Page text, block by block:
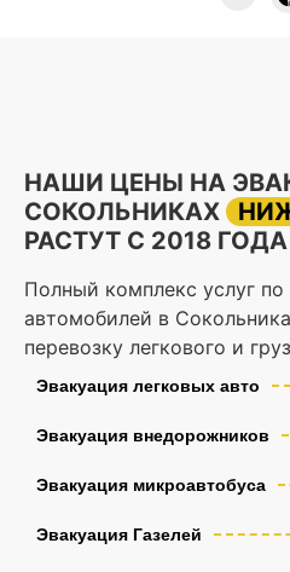
НАШИ ЦЕНЫ НА
СОКОЛЬНИКАХ
РАСТУТ С 2018 ГОДА
Полный комплекс услуг по
автомобилей в
перевозку легкового и
Эвакуация легковых авто
Эвакуация внедорожников
Эвакуация микроавтобуса
Эвакуация Газелей